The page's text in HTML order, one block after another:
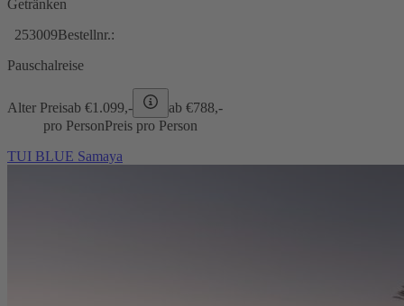
Getränken
253009Bestellnr.:
Pauschalreise
Alter Preisab €1.099,- ab €788,-
pro PersonPreis pro Person
TUI BLUE Samaya